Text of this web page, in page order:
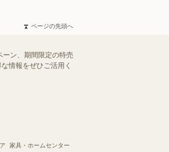
ページの先頭へ
ン、期間限定の特売
情報をぜひご活用く
家具・ホームセンター